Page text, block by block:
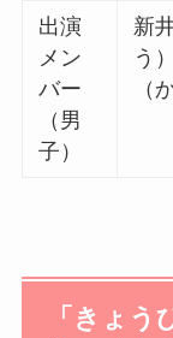
出演
メン
バー
（男
子）
新
う
（
「きょ